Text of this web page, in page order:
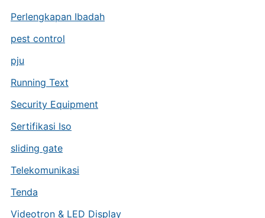
Perlengkapan Ibadah
pest control
pju
Running Text
Security Equipment
Sertifikasi Iso
sliding gate
Telekomunikasi
Tenda
Videotron & LED Display